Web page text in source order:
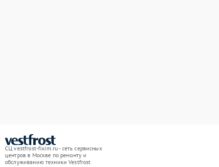
СЦ vestfrost-fixim.ru - сеть сервисных
центров в Москве по ремонту и
обслуживанию техники Vestfrost